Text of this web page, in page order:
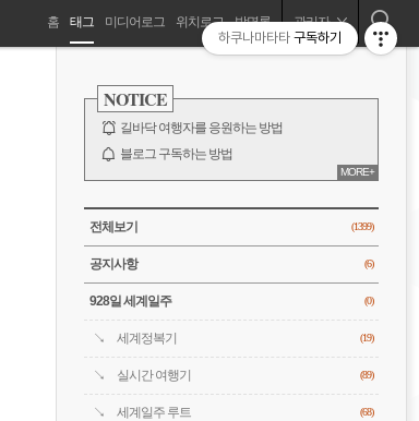
홈 태그 미디어로그 위치로그 방명록 관리자
NOTICE
길바닥 여행자를 응원하는 방법
블로그 구독하는 방법
바람처럼은 누구?
전체 보기
MORE+
CATEGORY
전체보기 (1399)
공지사항 (6)
928일 세계일주 (0)
세계정복기 (19)
실시간 여행기 (89)
세계일주 루트 (68)
하쿠나마타타 구독하기